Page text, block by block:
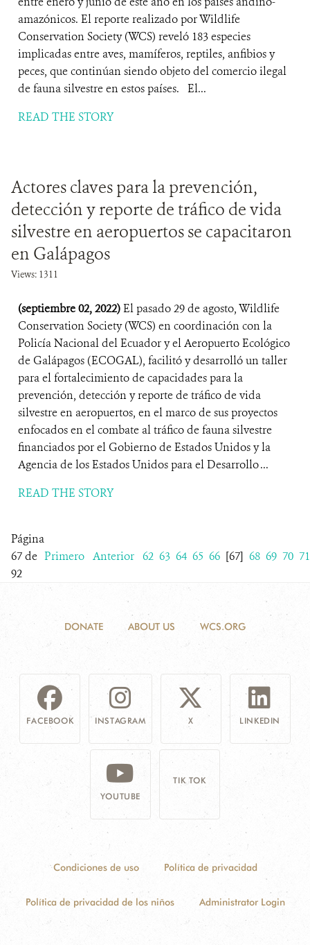
amazónicos. El reporte realizado por Wildlife
Conservation Society (WCS) reveló 183 especies
implicadas entre aves, mamíferos, reptiles, anfibios y
peces, que continúan siendo objeto del comercio ilegal
de fauna silvestre en estos países. El...
READ THE STORY
Actores claves para la prevención,
detección y reporte de tráfico de vida
silvestre en aeropuertos se capacitaron
en Galápagos
Views: 1311
(septiembre 02, 2022)El pasado 29 de agosto, Wildlife
Conservation Society (WCS) en coordinación con la
Policía Nacional del Ecuador y el Aeropuerto Ecológico
de Galápagos (ECOGAL), facilitó y desarrolló un taller
para el fortalecimiento de capacidades para la
prevención, detección y reporte de tráfico de vida
silvestre en aeropuertos, en el marco de sus proyectos
enfocados en el combate al tráfico de fauna silvestre
financiados por el Gobierno de Estados Unidos y la
Agencia de los Estados Unidos para el Desarrollo ...
READ THE STORY
Página
67 de
92
Primero Anterior 62 63 64 65 66 [67] 68 69 70 71
DONATE ABOUT US WCS.ORG
FACEBOOK INSTAGRAM X LINKEDIN
YOUTUBE
TIK TOK
Condiciones de uso Política de privacidad
Política de privacidad de los niños Administrator Login